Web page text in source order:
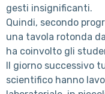
gesti insignificanti.
Quindi, secondo
una tavola rotonda
ha coinvolto gli
Il giorno successivo
scientifico hanno